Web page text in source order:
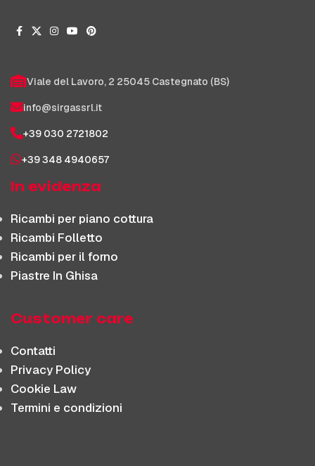
Viale del Lavoro, 2 25045 Castegnato (BS)
info@sirgassrl.it
+39 030 2721802
+39 348 4940657
In evidenza
Ricambi per piano cottura
Ricambi Folletto
Ricambi per il forno
Piastre In Ghisa
Customer care
Contatti
Privacy Policy
Cookie Law
Termini e condizioni